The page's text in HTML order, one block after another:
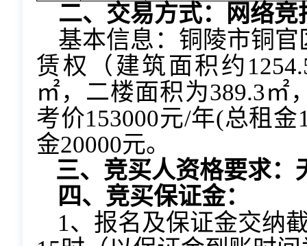
二、交易方式：网络竞
基本信息：铜陵市铜
赁权（建筑面积约
㎡，二楼面积为389.3㎡
考价153000元/年(总租
金20000元。
三、竞买人资格要求：
四、竞买保证金：
1、报名及保证金交纳